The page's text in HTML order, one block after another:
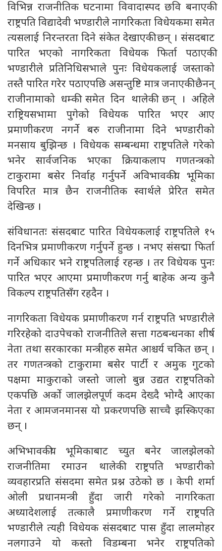
विभिन्न राजनीतिक घटनामा विवादास्पद छवि बनाएकी
राष्ट्रपति विद्यादेवी भण्डारीले नागरिकता विधेयकमा समेत
त्यसलाई निरन्तरता दिने संकेत देखाएकी छन् । संसदबाट
पारित भएको नागरिकता विधेयक फिर्ता पठाएकी
भण्डारीले प्रतिनिधिसभाले पुनः विधेयकलाई जस्ताको
तस्तै पारित गरेर पठाएपछि असन्तुष्टि मात्र जनाएकी छैनन्
राजीनामाको धम्की समेत दिन थालेकी छन् । अहिले
राष्ट्रियसभामा पुगेको विधेयक पारित भएर आए
प्रमाणीकरण नगर्ने बरु राजीनामा दिने भण्डारीको
मनसाय बुझिन्छ । विधेयक सम्बन्धमा राष्ट्रपतिले गरेको
भनेर सार्वजनिक भएका क्रियाकलाप गणतन्त्रको
टाकुरामा बसेर निर्वाह गर्नुपर्ने अविभावकीय भूमिका
विपरित मात्र छैन राजनीतिक स्वार्थले प्रेरित समेत
देखिन्छ ।
संविधानतः संसदबाट पारित विधेयकलाई राष्ट्रपतिले १५
दिनभित्र प्रमाणीकरण गर्नुपर्ने हुन्छ । नभए संसद्मा फिर्ता
गर्ने अधिकार भने राष्ट्रपतिलाई रहन्छ । तर विधेयक पुनः
पारित भएर आएमा प्रमाणीकरण गर्नु बाहेक अन्य कुनै
विकल्प राष्ट्रपतिसँग रहदैन ।
नागरिकता विधेयक प्रमाणीकरण गर्न राष्ट्रपति भण्डारीले
गरिरहेको दाउपेचको राजनीतिले सत्ता गठबन्धनका शीर्ष
नेता तथा सरकारका मन्त्रीहरु समेत आश्चर्य चकित छन् ।
तर गणतन्त्रको टाकुरामा बसेर पार्टी र अमुक गुटको
पक्षमा माकुराको जस्तो जालो बुन्न उद्यत राष्ट्रपतिको
एकपछि अर्को जालझेलपूर्ण कदम देख्दै भोग्दै आएका
नेता र आमजनमानस यो प्रकरणपछि साच्चै झस्किएका
छन् ।
अभिभावकीय भूमिकाबाट च्युत बनेर जालझेलको
राजनीतिमा रमाउन थालेकी राष्ट्रपति भण्डारीको
व्यवहारप्रति संसदमा समेत प्रश्न उठेको छ । केपी शर्मा
ओली प्रधानमन्त्री हुँदा जारी गरेको नागरिकता
अध्यादेशलाई तत्कालै प्रमाणीकरण गर्ने राष्ट्रपति
भण्डारीले त्यही विधेयक संसदबाट पास हुँदा लालमोहर
नलगाउने यो कस्तो विडम्बना भनेर राष्ट्रपतिको